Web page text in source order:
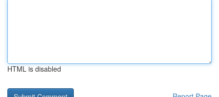
HTML is disabled